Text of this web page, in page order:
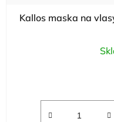
Kallos maska na